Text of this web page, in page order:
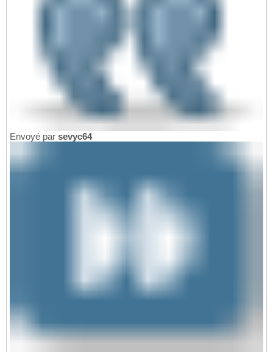
Envoyé par sevyc64